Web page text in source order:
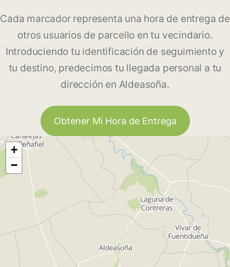
Cada marcador representa una hora de entrega de
otros usuarios de parcello en tu vecindario.
Introduciendo tu identificación de seguimiento y
tu destino, predecimos tu llegada personal a tu
dirección en Aldeasoña.
Obtener Mi Hora de Entrega
+
−